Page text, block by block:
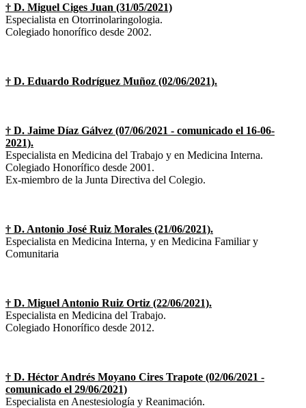
† D. Miguel Ciges Juan (31/05/2021)
Especialista en Otorrinolaringologia.
Colegiado honorífico desde 2002.
† D. Eduardo Rodríguez Muñoz (02/06/2021).
† D. Jaime Díaz Gálvez (07/06/2021 - comunicado el 16-06-
2021).
Especialista en Medicina del Trabajo y en Medicina Interna.
Colegiado Honorífico desde 2001.
Ex-miembro de la Junta Directiva del Colegio.
† D. Antonio José Ruiz Morales (21/06/2021).
Especialista en Medicina Interna, y en Medicina Familiar y
Comunitaria
† D. Miguel Antonio Ruiz Ortiz (22/06/2021).
Especialista en Medicina del Trabajo.
Colegiado Honorífico desde 2012.
† D. Héctor Andrés Moyano Cires Trapote (02/06/2021 -
comunicado el 29/06/2021)
Especialista en Anestesiología y Reanimación.